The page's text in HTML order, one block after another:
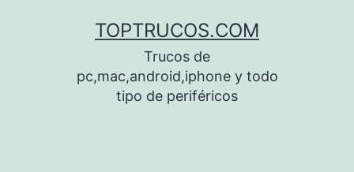
TOPTRUCOS.COM
Trucos de
pc,mac,android,iphone y todo
tipo de periféricos